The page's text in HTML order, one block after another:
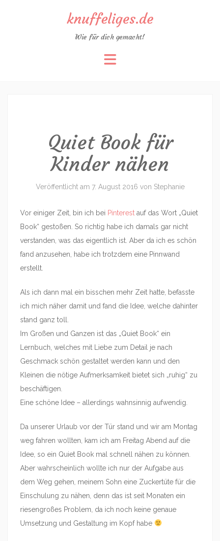
knuffeliges.de
Wie für dich gemacht!
Quiet Book für
Kinder nähen
Veröffentlicht am 7. August 2016 von Stephanie
Vor einiger Zeit, bin ich bei Pinterest auf das Wort „Quiet
Book“ gestoßen. So richtig habe ich damals gar nicht
verstanden, was das eigentlich ist. Aber da ich es schön
fand anzusehen, habe ich trotzdem eine Pinnwand
erstellt.
Als ich dann mal ein bisschen mehr Zeit hatte, befasste
ich mich näher damit und fand die Idee, welche dahinter
stand ganz toll.
Im Großen und Ganzen ist das „Quiet Book“ ein
Lernbuch, welches mit Liebe zum Detail je nach
Geschmack schön gestaltet werden kann und den
Kleinen die nötige Aufmerksamkeit bietet sich „ruhig“ zu
beschäftigen.
Eine schöne Idee – allerdings wahnsinnig aufwendig.
Da unserer Urlaub vor der Tür stand und wir am Montag
weg fahren wollten, kam ich am Freitag Abend auf die
Idee, so ein Quiet Book mal schnell nähen zu können.
Aber wahrscheinlich wollte ich nur der Aufgabe aus
dem Weg gehen, meinem Sohn eine Zuckertüte für die
Einschulung zu nähen, denn das ist seit Monaten ein
riesengroßes Problem, da ich noch keine genaue
Umsetzung und Gestaltung im Kopf habe